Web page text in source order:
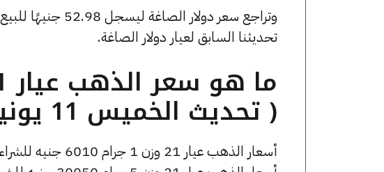
تحديثنا السابق لعيار دولار الصاغة.
( تحديث الخميس 11 يونيو الساعة 3:55 مساءً )
أسعار الذهب عيار 21 وزن 1 جرام 6010 جنيه للشراء، وللبيع 6060 جنيه.